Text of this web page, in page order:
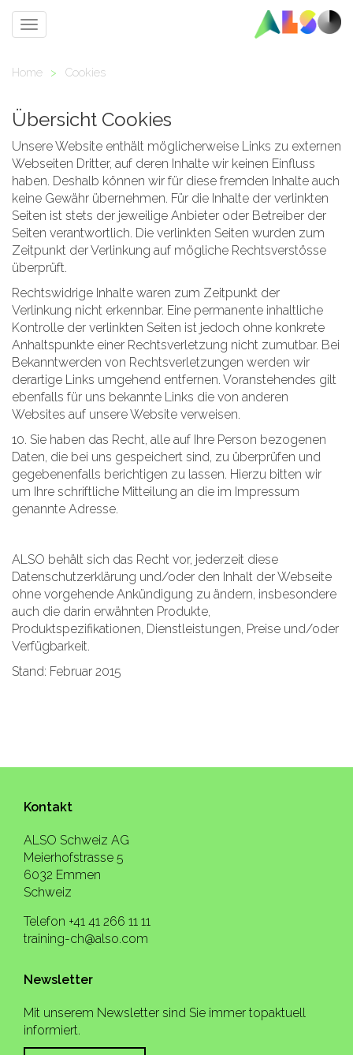
Toggle
Home > Cookies
Übersicht Cookies
Unsere Website enthält möglicherweise Links zu externen
Webseiten Dritter, auf deren Inhalte wir keinen Einfluss
haben. Deshalb können wir für diese fremden Inhalte auch
keine Gewähr übernehmen. Für die Inhalte der verlinkten
Seiten ist stets der jeweilige Anbieter oder Betreiber der
Seiten verantwortlich. Die verlinkten Seiten wurden zum
Zeitpunkt der Verlinkung auf mögliche Rechtsverstösse
überprüft.
Rechtswidrige Inhalte waren zum Zeitpunkt der
Verlinkung nicht erkennbar. Eine permanente inhaltliche
Kontrolle der verlinkten Seiten ist jedoch ohne konkrete
Anhaltspunkte einer Rechtsverletzung nicht zumutbar. Bei
Bekanntwerden von Rechtsverletzungen werden wir
derartige Links umgehend entfernen. Voranstehendes gilt
ebenfalls für uns bekannte Links die von anderen
Websites auf unsere Website verweisen.
10. Sie haben das Recht, alle auf Ihre Person bezogenen
Daten, die bei uns gespeichert sind, zu überprüfen und
gegebenenfalls berichtigen zu lassen. Hierzu bitten wir
um Ihre schriftliche Mitteilung an die im Impressum
genannte Adresse.
ALSO behält sich das Recht vor, jederzeit diese
Datenschutzerklärung und/oder den Inhalt der Webseite
ohne vorgehende Ankündigung zu ändern, insbesondere
auch die darin erwähnten Produkte,
Produktspezifikationen, Dienstleistungen, Preise und/oder
Verfügbarkeit.
Stand: Februar 2015
Kontakt
ALSO Schweiz AG
Meierhofstrasse 5
6032 Emmen
Schweiz
Telefon +41 41 266 11 11
training-ch@also.com
Newsletter
Mit unserem Newsletter sind Sie immer topaktuell
informiert.